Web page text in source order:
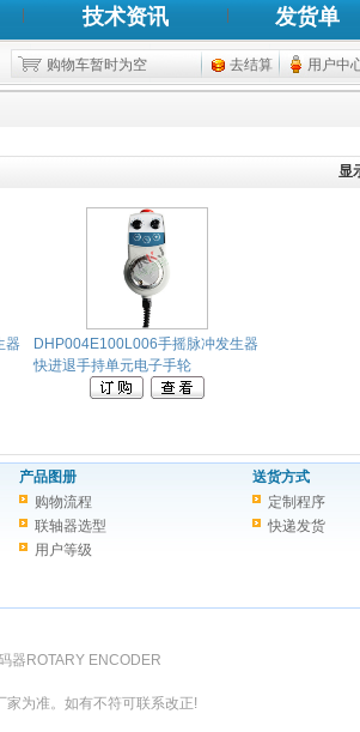
技术资讯 发货单
购物车暂时为空 去结算 用户中
显
器
DHP004E100L006手摇脉冲发生器
快进退手持单元电子手轮
产品图册
购物流程
联轴器选型
用户等级
送货方式
定制程序
快递发货
器ROTARY ENCODER
为准。如有不符可联系改正!